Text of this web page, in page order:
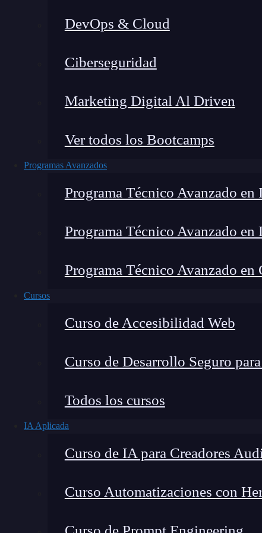
DevOps & Cloud
Ciberseguridad
Marketing Digital Al Driven
Ver todos los Bootcamps
Programas Avanzados
Programa Técnico Avanzado en
Programa Técnico Avanzado
Programa Técnico Avanzado
Cursos
Curso de Accesibilidad Web
Curso de Desarrollo Seguro
Todos los cursos
IA Aplicada
Curso de IA para Creadores
Curso Automatizaciones con
Lucia Gómez Salgado
Home»Blog»Function
Contribuyo a acercar la realidad del sector